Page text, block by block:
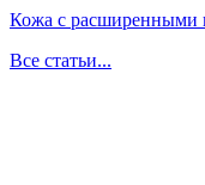
Кожа с расширенными
Все статьи...